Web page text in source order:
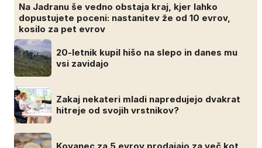
Na Jadranu še vedno obstaja kraj, kjer lahko
dopustujete poceni: nastanitev že od 10 evrov,
kosilo za pet evrov
20-letnik kupil hišo na slepo in danes mu
vsi zavidajo
Zakaj nekateri mladi napredujejo dvakrat
hitreje od svojih vrstnikov?
Kovanec za 5 evrov prodajajo za več kot